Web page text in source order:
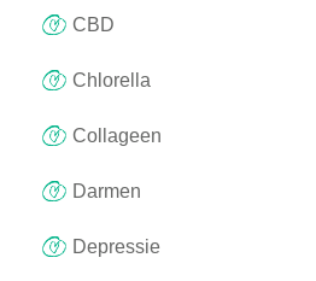
CBD
Chlorella
Collageen
Darmen
Depressie